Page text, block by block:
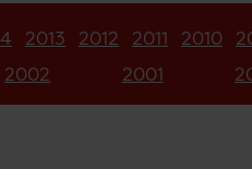
2013 2012 2011 2010
2002 2001